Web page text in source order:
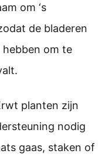
om ‘s
de bladeren
om te
planten zijn
nodig
gaas, staken of